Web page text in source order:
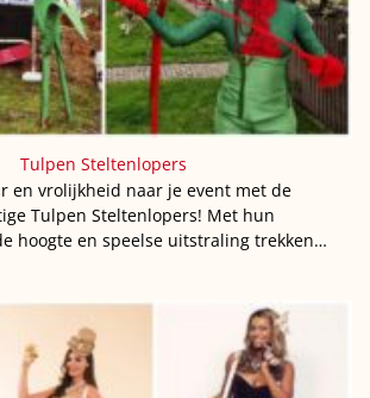
Tulpen Steltenlopers
en vrolijkheid naar je event met de
Tulpen Steltenlopers! Met hun
hoogte en speelse uitstraling trekken…